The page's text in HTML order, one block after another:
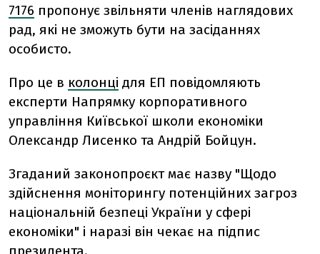
7176 пропонує звільняти членів наглядових
рад, які не зможуть бути на засіданнях
особисто.
Про це в колонці для ЕП повідомляють
експерти Напрямку корпоративного
управління Київської школи економіки
Олександр Лисенко та Андрій Бойцун.
Згаданий законопроєкт має назву "Щодо
здійснення моніторингу потенційних загроз
національній безпеці України у сфері
економіки" і наразі він чекає на підпис
президента.